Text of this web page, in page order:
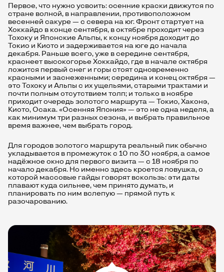
Первое, что нужно усвоить: осенние краски движутся по
стране волной, в направлении, противоположном
весенней сакуре — с севера на юг. Фронт стартует на
Хоккайдо в конце сентября, в октябре проходит через
Тохоку и Японские Альпы, к концу ноября доходит до
Токио и Киото и задерживается на юге до начала
декабря. Раньше всего, уже в середине сентября,
краснеет высокогорье Хоккайдо, где в начале октября
ложится первый снег и горы стоят одновременно
красными и заснеженными; середина и конец октября —
это Тохоку и Альпы с их ущельями, старыми трактами и
почти полным отсутствием толп; и только в ноябре
приходит очередь золотого маршрута — Токио, Хаконэ,
Киото, Осака. «Осенняя Япония» — это не одна неделя, а
как минимум три разных сезона, и выбрать правильное
время важнее, чем выбрать город.
Для городов золотого маршрута реальный пик обычно
укладывается в промежуток с 10 по 30 ноября, а самое
надёжное окно для первого визита — с 18 ноября по
начало декабря. Но именно здесь кроется ловушка, о
которой массовые гайды говорят вскользь: эти даты
плавают куда сильнее, чем принято думать, и
планировать по ним вслепую — прямой путь к
разочарованию.